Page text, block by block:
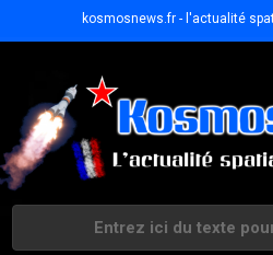
kosmosnews.fr - l'actualité